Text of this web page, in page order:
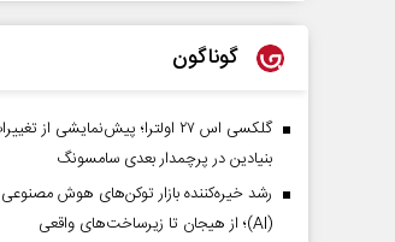
گوناگون
گلکسی اس ۲۷ اولترا؛ پیش‌نمایشی از
بنیادین در پرچمدار بعدی سامسونگ
رشد خیره‌کننده بازار توکن‌های هوش مصنوعی
(AI)؛ از هیجان تا زیرساخت‌های واقعی